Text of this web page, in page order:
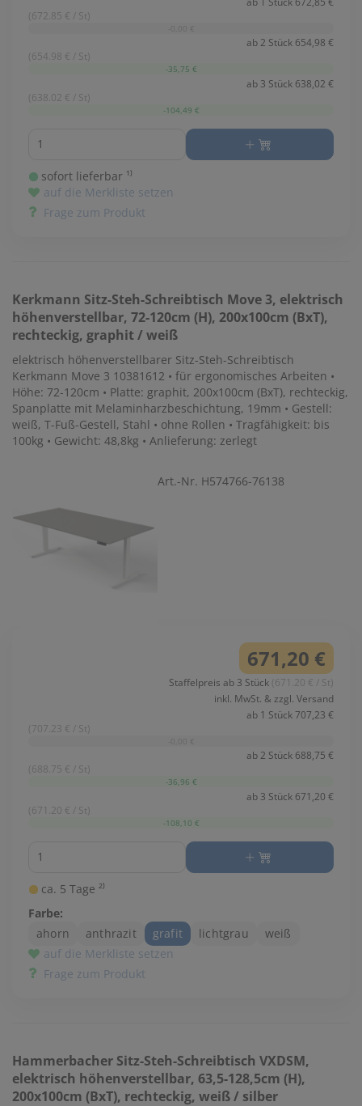
(672.85 € / St)
ab 2 Stück 654,98 €
(654.98 € / St)
-35,75 €
ab 3 Stück 638,02 €
(638.02 € / St)
-104,49 €
sofort lieferbar ¹⁾
auf die Merkliste setzen
Frage zum Produkt
Kerkmann Sitz-Steh-Schreibtisch Move 3, elektrisch
höhenverstellbar, 72-120cm (H), 200x100cm (BxT),
rechteckig, graphit / weiß
elektrisch höhenverstellbarer Sitz-Steh-Schreibtisch
Kerkmann Move 3 10381612 • für ergonomisches Arbeiten •
Höhe: 72-120cm • Platte: graphit, 200x100cm (BxT), rechteckig,
Spanplatte mit Melaminharzbeschichtung, 19mm • Gestell:
weiß, T-Fuß-Gestell, Stahl • ohne Rollen • Tragfähigkeit: bis
100kg • Gewicht: 48,8kg • Anlieferung: zerlegt
Art.-Nr. H574766-76138
671,20 €
Staffelpreis ab 3 Stück (671.20 € / St)
inkl. MwSt. & zzgl. Versand
ab 1 Stück 707,23 €
(707.23 € / St)
ab 2 Stück 688,75 €
(688.75 € / St)
-36,96 €
ab 3 Stück 671,20 €
(671.20 € / St)
-108,10 €
ca. 5 Tage ²⁾
Farbe:
ahorn
anthrazit grafit lichtgrau
weiß
auf die Merkliste setzen
Frage zum Produkt
Hammerbacher Sitz-Steh-Schreibtisch VXDSM,
elektrisch höhenverstellbar, 63,5-128,5cm (H),
200x100cm (BxT), rechteckig, weiß / silber